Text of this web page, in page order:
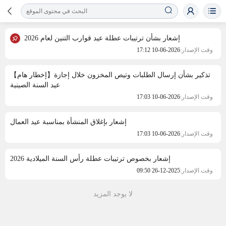
إشعار بشأن ترتيبات عطلة عيد قوارب التنين لعام 2026
وقت الإصدار:2026-06-10 17:12
【إخطار هام】تذكير بشأن إرسال الطلبات وتيص المخزون خلال إجازة
عيد السنة الصينية
وقت الإصدار:2026-06-10 17:03
إشعار بإغلاق المنشأة بمناسبة عيد العمال
وقت الإصدار:2026-06-10 17:03
إشعار بخصوص ترتيبات عطلة رأس السنة الميلادية 2026
وقت الإصدار:2025-12-26 09:50
لا يوجد المزيد